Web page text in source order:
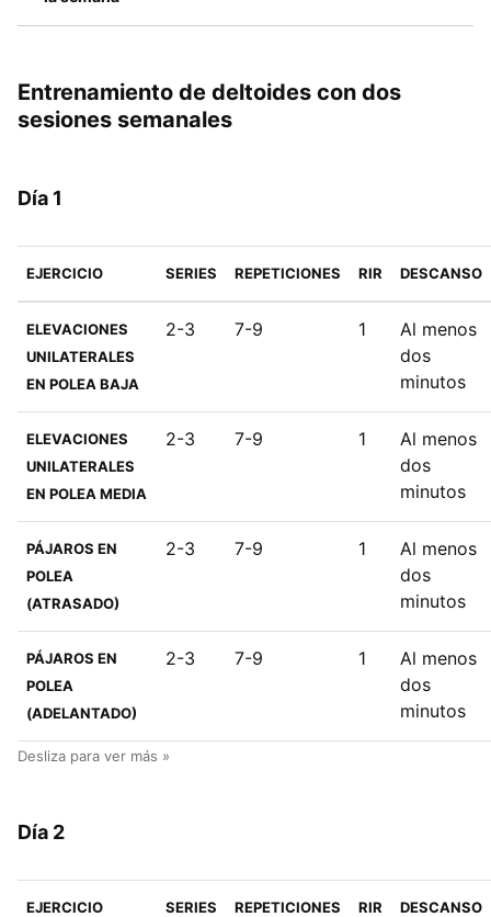
Entrenamiento de deltoides con dos
sesiones semanales
Día 1
EJERCICIO SERIES REPETICIONES RIR DESCANSO
ELEVACIONES
UNILATERALES
EN POLEA BAJA
2-3 7-9 1
Al menos
dos
minutos
ELEVACIONES
UNILATERALES
EN POLEA MEDIA
2-3 7-9 1
Al menos
dos
minutos
PÁJAROS EN
POLEA
(ATRASADO)
2-3 7-9 1
Al menos
dos
minutos
PÁJAROS EN
POLEA
(ADELANTADO)
2-3 7-9 1
Al menos
dos
minutos
Día 2
EJERCICIO SERIES REPETICIONES RIR DESCANSO